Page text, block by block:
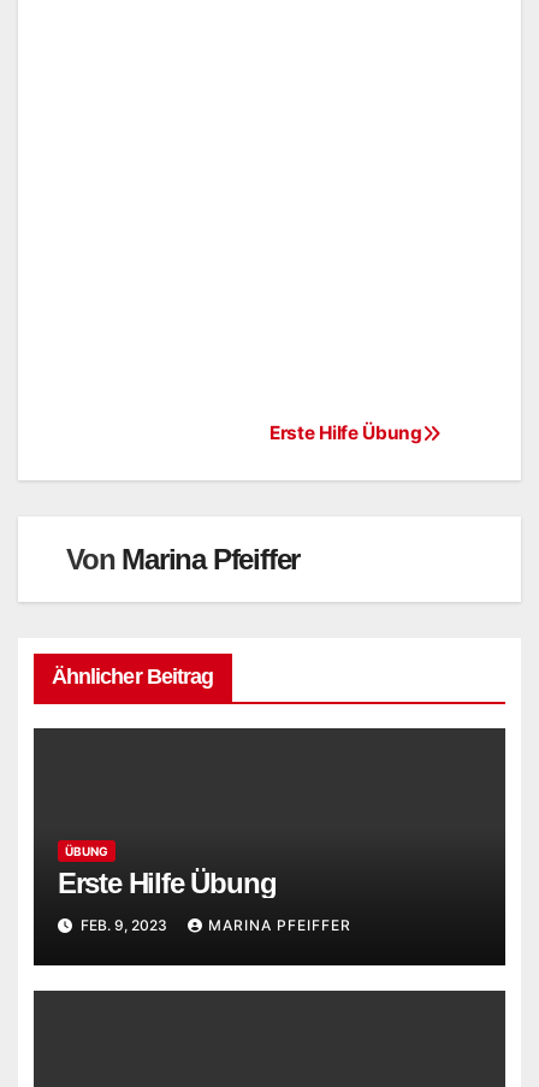
Erste Hilfe Übung
Von Marina Pfeiffer
Ähnlicher Beitrag
ÜBUNG
Erste Hilfe Übung
FEB. 9, 2023 MARINA PFEIFFER